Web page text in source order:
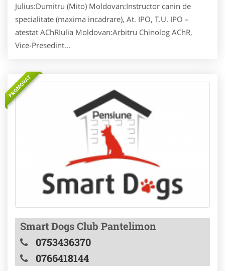
Julius:Dumitru (Mito) Moldovan:Instructor canin de
specialitate (maxima incadrare), At. IPO, T.U. IPO –
atestat AChRIulia Moldovan:Arbitru Chinolog AChR,
Vice-Presedint...
PROMOVAT
Smart Dogs Club Pantelimon
0753436370
0766418144